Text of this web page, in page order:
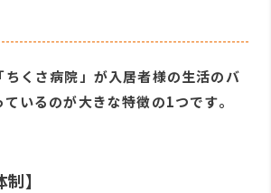
くさ病院」が入居者様の生活のバ
いるのが大きな特徴の1つです。
】